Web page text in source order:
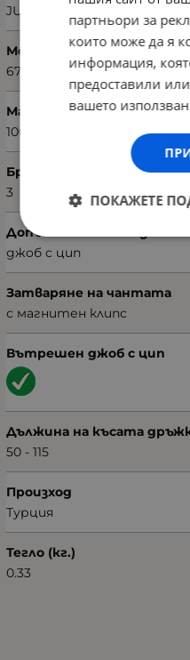
JUICE COUTURE
Модел чанта
673JCT1362
Материал
100% поливинил кожа
Брой отделения
3
Допълнително отделение
джоб с цип
Затваряне на чантата
с магнитен клипс
Вътрешен джоб с цип
Дължина на късата
50 - 115
Произход
Турция
Тегло (кг.)
0.33
партньори за
които може да я
информация,
предоставили
вашето
ПОКАЖЕТЕ